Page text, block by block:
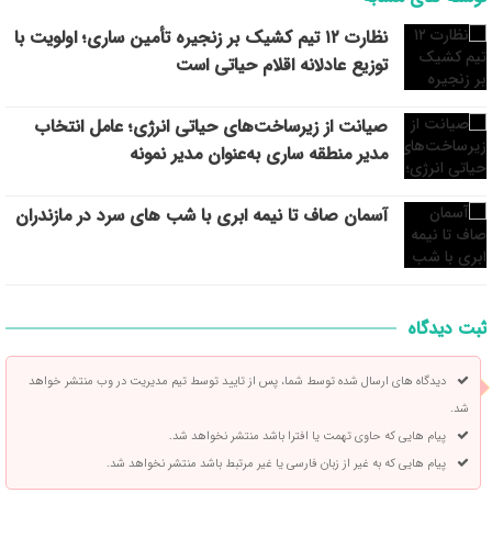
نظارت ۱۲ تیم کشیک بر زنجیره تأمین ساری؛ اولویت با
توزیع عادلانه اقلام حیاتی است
صیانت از زیرساخت‌های حیاتی انرژی؛ عامل انتخاب
مدیر منطقه ساری به‌عنوان مدیر نمونه
آسمان صاف تا نیمه ابری با شب های سرد در مازندران
ثبت دیدگاه
دیدگاه های ارسال شده توسط شما، پس از تایید توسط تیم مدیریت در وب منتشر خواهد
شد.
پیام هایی که حاوی تهمت یا افترا باشد منتشر نخواهد شد.
پیام هایی که به غیر از زبان فارسی یا غیر مرتبط باشد منتشر نخواهد شد.